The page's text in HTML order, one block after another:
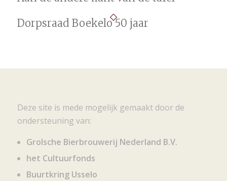
Dorpsraad Boekelo 50 jaar
Deze site is mede mogelijk gemaakt door de
ondersteuning van:
Grolsche Bierbrouwerij Nederland B.V.
het Cultuurfonds
Buurtkring Usselo